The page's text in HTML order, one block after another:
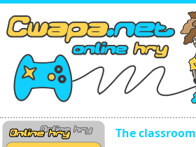
The classroom